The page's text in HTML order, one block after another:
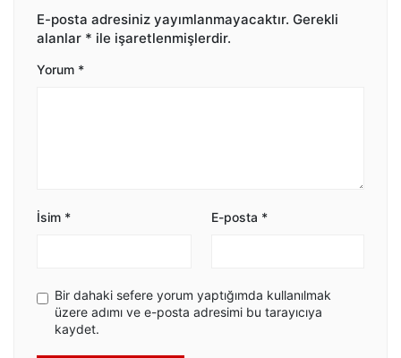
E-posta adresiniz yayımlanmayacaktır. Gerekli
alanlar * ile işaretlenmişlerdir.
Yorum *
İsim * E-posta *
Bir dahaki sefere yorum yaptığımda kullanılmak
üzere adımı ve e-posta adresimi bu tarayıcıya
kaydet.